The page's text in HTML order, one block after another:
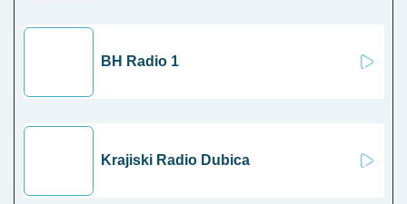
BH Radio 1
Krajiski Radio Dubica